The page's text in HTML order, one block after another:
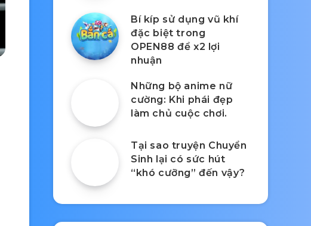
Bí kíp sử dụng vũ khí
đặc biệt trong
OPEN88 để x2 lợi
nhuận
Những bộ anime nữ
cường: Khi phái đẹp
làm chủ cuộc chơi.
Tại sao truyện Chuyển
Sinh lại có sức hút
“khó cưỡng” đến vậy?